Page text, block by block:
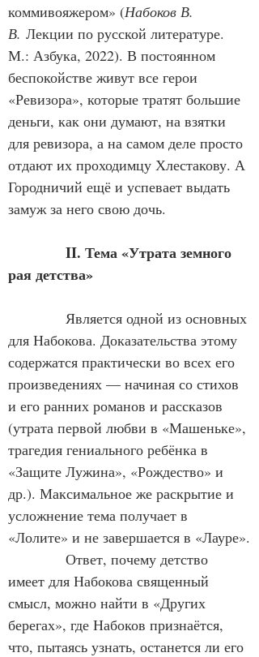
коммивояжером» (Набоков В.
В. Лекции по русской литературе.
М.: Азбука, 2022). В постоянном
беспокойстве живут все герои
«Ревизора», которые тратят большие
деньги, как они думают, на взятки
для ревизора, а на самом деле просто
отдают их проходимцу Хлестакову. А
Городничий ещё и успевает выдать
замуж за него свою дочь.
II. Тема «Утрата земного
рая детства»
Является одной из основных
для Набокова. Доказательства этому
содержатся практически во всех его
произведениях — начиная со стихов
и его ранних романов и рассказов
(утрата первой любви в «Машеньке»,
трагедия гениального ребёнка в
«Защите Лужина», «Рождество» и
др.). Максимальное же раскрытие и
усложнение тема получает в
«Лолите» и не завершается в «Лауре».
Ответ, почему детство
имеет для Набокова священный
смысл, можно найти в «Других
берегах», где Набоков признаётся,
что, пытаясь узнать, останется ли его